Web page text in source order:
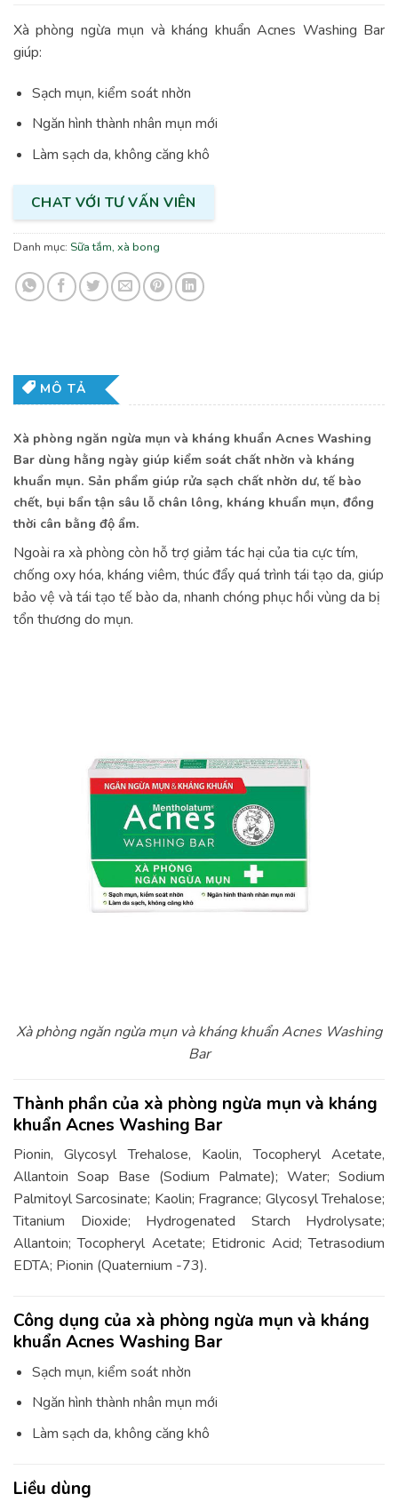
Xà phòng ngừa mụn và kháng khuẩn Acnes Washing Bar
giúp:
Sạch mụn, kiểm soát nhờn
Ngăn hình thành nhân mụn mới
Làm sạch da, không căng khô
CHAT VỚI TƯ VẤN VIÊN
Danh mục: Sữa tắm, xà bong
MÔ TẢ
Xà phòng ngăn ngừa mụn và kháng khuẩn Acnes Washing
Bar dùng hằng ngày giúp kiểm soát chất nhờn và kháng
khuẩn mụn. Sản phẩm giúp rửa sạch chất nhờn dư, tế bào
chết, bụi bẩn tận sâu lỗ chân lông, kháng khuẩn mụn, đồng
thời cân bằng độ ẩm.
Ngoài ra xà phòng còn hỗ trợ giảm tác hại của tia cực tím,
chống oxy hóa, kháng viêm, thúc đẩy quá trình tái tạo da, giúp
bảo vệ và tái tạo tế bào da, nhanh chóng phục hồi vùng da bị
tổn thương do mụn.
Xà phòng ngăn ngừa mụn và kháng khuẩn Acnes Washing
Bar
Thành phần của xà phòng ngừa mụn và kháng
khuẩn Acnes Washing Bar
Pionin, Glycosyl Trehalose, Kaolin, Tocopheryl Acetate,
Allantoin Soap Base (Sodium Palmate); Water; Sodium
Palmitoyl Sarcosinate; Kaolin; Fragrance; Glycosyl Trehalose;
Titanium Dioxide; Hydrogenated Starch Hydrolysate;
Allantoin; Tocopheryl Acetate; Etidronic Acid; Tetrasodium
EDTA; Pionin (Quaternium -73).
Công dụng của xà phòng ngừa mụn và kháng
khuẩn Acnes Washing Bar
Sạch mụn, kiểm soát nhờn
Ngăn hình thành nhân mụn mới
Làm sạch da, không căng khô
Liều dùng